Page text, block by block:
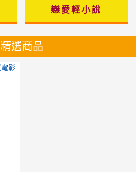
戀愛輕小說
精選商品